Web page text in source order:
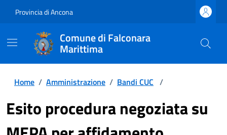
Provincia di Ancona
Comune di Falconara
Marittima
Home / Amministrazione / Bandi CUC /
Esito procedura negoziata su